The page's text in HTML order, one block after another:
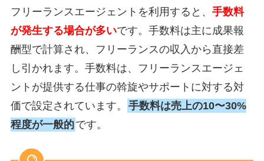
フリーランスエージェントを利用すると、 手数料
が発生する場合が多いです。 手数料は主に成果報
酬型で計算され、フリーランスの収入から直接差
し引かれます。 手数料は、フリーランスエージェ
ントが提供する仕事の斡旋やサポートに対する対
価で設定されています。
手数料は売上の10〜30%
程度が一般的です。